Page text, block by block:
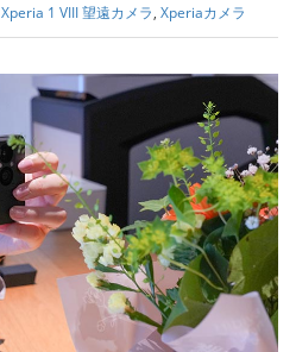
Xperia 1 VIII 望遠カメラ, Xperiaカメラ